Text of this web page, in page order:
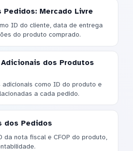
Pedidos: Mercado Livre
ID do cliente, data de entrega
do produto comprado.
dos Produtos
adicionais como ID do produto e
a cada pedido.
dos Pedidos
da nota fiscal e CFOP do produto,